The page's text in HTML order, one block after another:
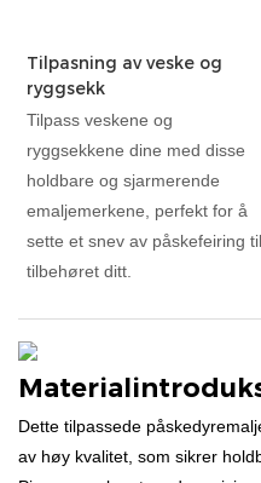
Tilpasning av veske og
ryggsekk
Tilpass veskene og
ryggsekkene dine med disse
holdbare og sjarmerende
emaljemerkene, perfekt for å
sette et snev av påskefeiring til
tilbehøret ditt.
Dette tilpassede
av høy kvalitet, som sikrer